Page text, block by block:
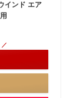
インド エア
／